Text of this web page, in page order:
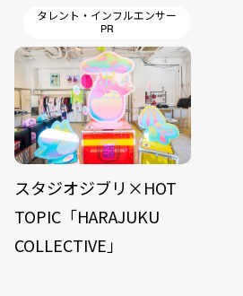
タレント・インフルエンサー
PR
スタジオジブリ×HOT
TOPIC「HARAJUKU
COLLECTIVE」